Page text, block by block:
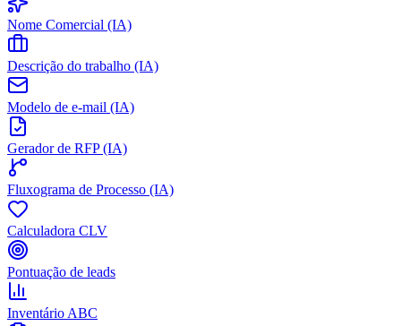
Nome Comercial (IA)
Descrição do trabalho (IA)
Modelo de e-mail (IA)
Gerador de RFP (IA)
Fluxograma de Processo (IA)
Calculadora CLV
Pontuação de leads
Inventário ABC